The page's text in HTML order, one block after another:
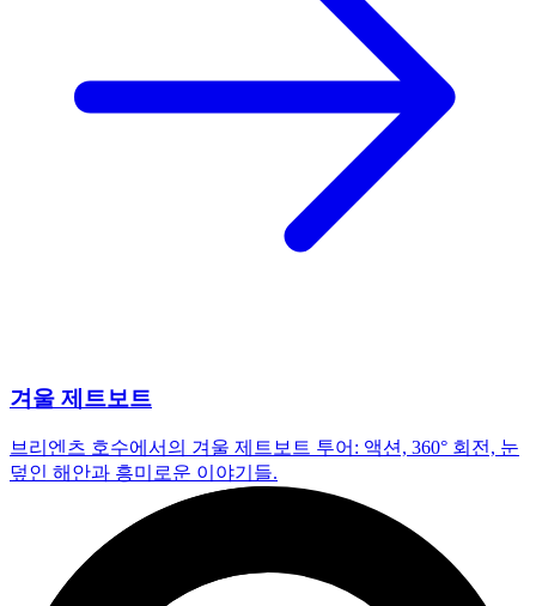
겨울 제트보트
브리엔츠 호수에서의 겨울 제트보트 투어: 액션, 360° 회전, 눈
덮인 해안과 흥미로운 이야기들.